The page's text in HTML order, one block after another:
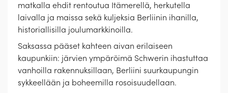
matkalla ehdit rentoutua Itämerellä, herkutella
laivalla ja maissa sekä kuljeksia Berliinin ihanilla,
historiallisilla joulumarkkinoilla.
Saksassa pääset kahteen aivan erilaiseen
kaupunkiin: järvien ympäröimä Schwerin ihastuttaa
vanhoilla rakennuksillaan, Berliini suurkaupungin
sykkeellään ja boheemilla rosoisuudellaan.